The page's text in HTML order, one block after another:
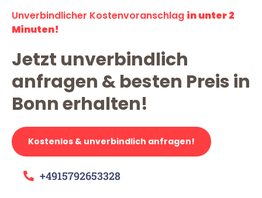
Unverbindlicher Kostenvoranschlag in unter 2
Minuten!
Jetzt unverbindlich
anfragen & besten Preis in
Bonn erhalten!
Kostenlos & unverbindlich anfragen!
+4915792653328